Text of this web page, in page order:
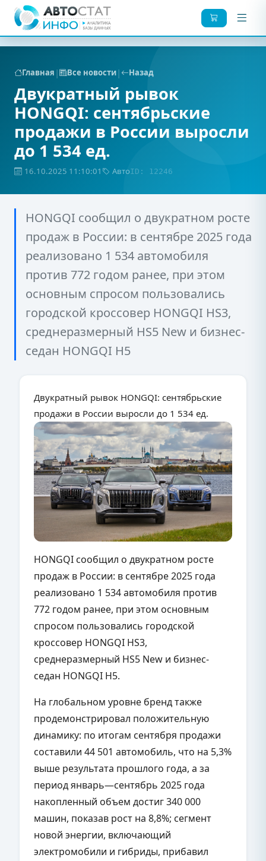
Главная | Все новости| Назад
Двукратный рывок
HONGQI: сентябрьские
продажи в России выросли
до 1 534 ед.
16.10.2025 11:10:01 АвтоID: 12246
HONGQI сообщил о двукратном росте
продаж в России: в сентябре 2025 года
реализовано 1 534 автомобиля
против 772 годом ранее, при этом
основным спросом пользовались
городской кроссовер HONGQI HS3,
среднеразмерный HS5 New и бизнес-
седан HONGQI H5
Двукратный рывок HONGQI: сентябрьские
продажи в России выросли до 1 534 ед.
HONGQI сообщил о двукратном росте
продаж в России: в сентябре 2025 года
реализовано 1 534 автомобиля против
772 годом ранее, при этом основным
спросом пользовались городской
кроссовер HONGQI HS3,
среднеразмерный HS5 New и бизнес-
седан HONGQI H5.
На глобальном уровне бренд также
продемонстрировал положительную
динамику: по итогам сентября продажи
составили 44 501 автомобиль, что на 5,3%
выше результата прошлого года, а за
период январь—сентябрь 2025 года
накопленный объем достиг 340 000
машин, показав рост на 8,8%; сегмент
новой энергии, включающий
электромобили и гибриды, прибавил